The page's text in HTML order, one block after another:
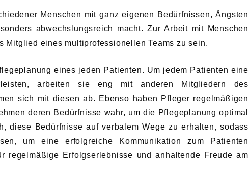
Menschen mit ganz eigenen Bedürfnissen, Ängsten
abwechslungsreich macht. Zur Arbeit mit Menschen
Mitglied eines multiprofessionellen Teams zu sein.
eines jeden Patienten. Um jedem Patienten eine
arbeiten sie eng mit anderen Mitgliedern des
sich mit diesen ab. Ebenso haben Pfleger regelmäßigen
deren Bedürfnisse wahr, um die Pflegeplanung optimal
diese Bedürfnisse auf verbalem Wege zu erhalten, sodass
um eine erfolgreiche Kommunikation zum Patienten
regelmäßige Erfolgserlebnisse und anhaltende Freude am